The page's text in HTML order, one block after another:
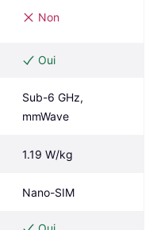
Non
Oui
Sub-6 GHz,
mmWave
1.19 W/kg
Nano-SIM